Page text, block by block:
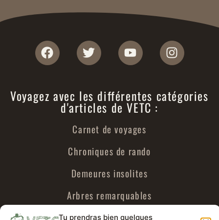
Tu prendras bien quelques
Voyagez avec les différentes catégories
d'articles de VETC :
Carnet de voyages
Chroniques de rando
Demeures insolites
Arbres remarquables
Urbex